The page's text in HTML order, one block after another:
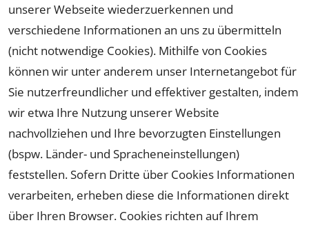
unserer Webseite wiederzuerkennen und
verschiedene Informationen an uns zu übermitteln
(nicht notwendige Cookies). Mithilfe von Cookies
können wir unter anderem unser Internetangebot für
Sie nutzerfreundlicher und effektiver gestalten, indem
wir etwa Ihre Nutzung unserer Website
nachvollziehen und Ihre bevorzugten Einstellungen
(bspw. Länder- und Spracheneinstellungen)
feststellen. Sofern Dritte über Cookies Informationen
verarbeiten, erheben diese die Informationen direkt
über Ihren Browser. Cookies richten auf Ihrem